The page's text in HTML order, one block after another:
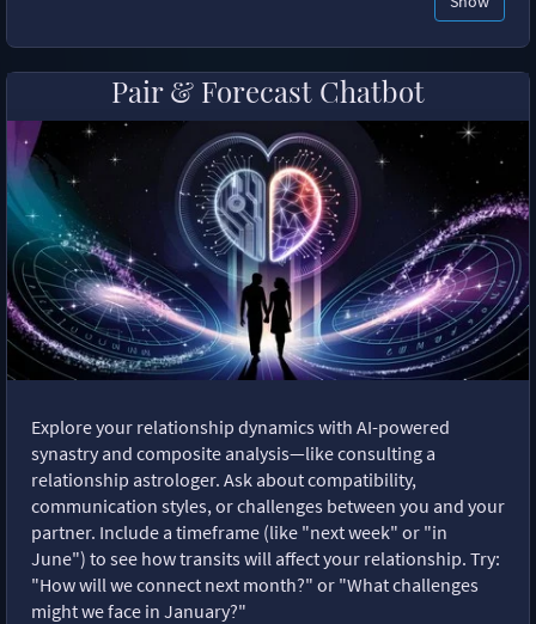
Pair & Forecast Chatbot
Explore your relationship dynamics with AI-powered
synastry and composite analysis—like consulting a
relationship astrologer. Ask about compatibility,
communication styles, or challenges between you and your
partner. Include a timeframe (like "next week" or "in
June") to see how transits will affect your relationship. Try:
"How will we connect next month?" or "What challenges
might we face in January?"